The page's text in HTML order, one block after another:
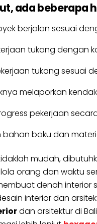
ada beberapa
berjalan sesuai
tukang dengan
tukang sesuai
melaporkan
pekerjaan
baku dan
mudah,
orang dan waktu
denah interior
interior dan
dan arsitektur di